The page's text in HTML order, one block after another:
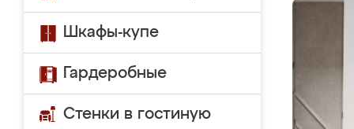
Шкафы-купе
Гардеробные
Стенки в гостиную